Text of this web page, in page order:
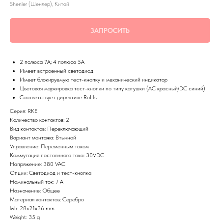
Shenler (Шенлер), Китай
ЗАПРОСИТЬ
2 полюса 7A; 4 полюса 5А
Имеет встроенный светодиод
Имеет блокируемую тест-кнопку и механический индикатор
Цветовая маркировка тест-кнопки по типу катушки (AC красный/DC синий)
Соответствует директиве RoHs
Серия: RKE
Количество контактов: 2
Вид контактов: Переключающий
Вариант монтажа: Втычной
Управление: Переменным током
Коммутация постоянного тока: 30VDC
Напряжение: 380 VAC
Опции: Светодиод и тест-кнопка
Номинальный ток: 7 А
Назначение: Общее
Материал контактов: Серебро
lwh: 28x21x36 mm
Weight: 35 g